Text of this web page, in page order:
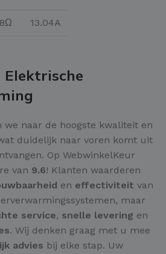
13.04A
Elektrische
we naar de hoogste kwaliteit en
duidelijk naar voren komt uit
Op WebwinkelKeur
van 9.6! Klanten waarderen
en effectiviteit van
maar
service, snelle levering en
. Wij denken graag met u mee
advies bij elke stap. Uw